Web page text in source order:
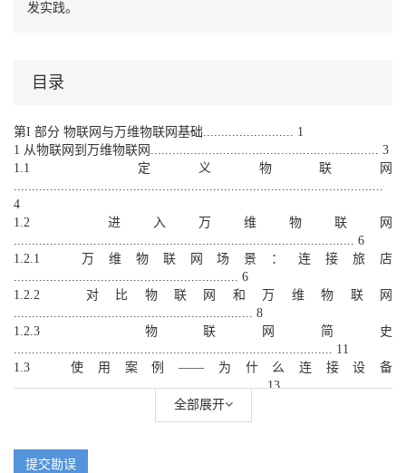
发实践。
目录
第I 部分 物联网与万维物联网基础......................... 1
1 从物联网到万维物联网............................................................... 3
1.1 定义物联网
......................................................................................................
4
1.2 进入万维物联网
.............................................................................................. 6
1.2.1 万维物联网场景：连接旅店
.............................................................. 6
1.2.2 对比物联网和万维物联网
.................................................................. 8
1.2.3 物联网简史
........................................................................................ 11
1.3 使用案例——为什么连接设备
..................................................................... 13
1.3.1 无线传感器网络和分布式传感
........................................................ 13
............................................................................ 14
全部展开
提交勘误